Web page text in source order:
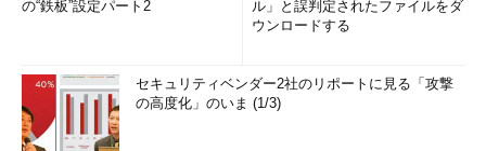
の“鉄板”設定パート2
ル」と誤判定されたファイルをダ
ウンロードする
セキュリティベンダー2社のリポートに見る「攻撃
の高度化」のいま (1/3)